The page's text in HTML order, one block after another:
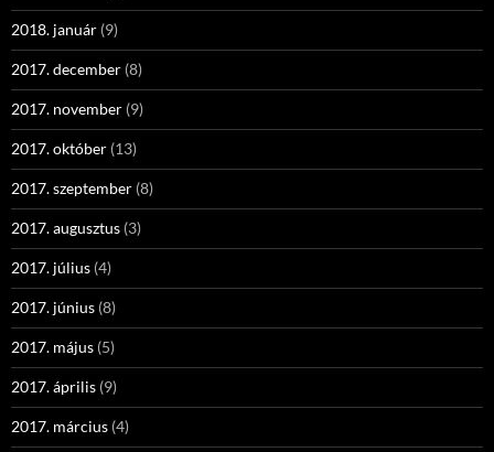
2018. január (9)
2017. december (8)
2017. november (9)
2017. október (13)
2017. szeptember (8)
2017. augusztus (3)
2017. július (4)
2017. június (8)
2017. május (5)
2017. április (9)
2017. március (4)